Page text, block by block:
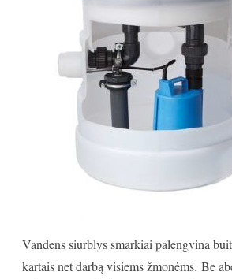
Vandens siurblys smarkiai palengvina
kartais net darbą visiems žmonėms. Be